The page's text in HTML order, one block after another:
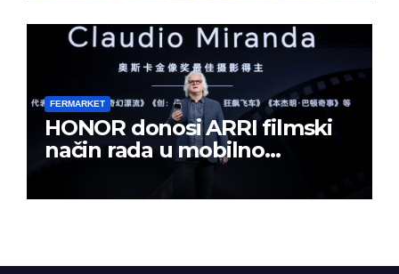
FERMARKET
HONOR donosi ARRI filmski
način rada u mobilno
kreiranje sadržaja